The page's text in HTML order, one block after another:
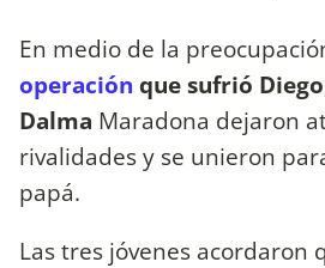
En medio de la
operación que sufrió Diego
Dalma Maradona dejaron
rivalidades y se unieron
papá.
Las tres jóvenes acordaron